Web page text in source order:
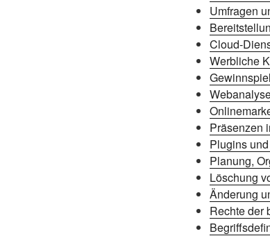
Umfragen
Cloud-
Werbliche
Präsenzen
Plugins
Planung,
Löschung
Änderung
Rechte der